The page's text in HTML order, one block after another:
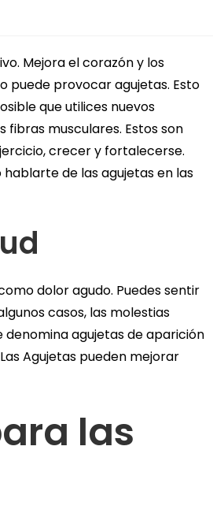
Mejora el corazón y los
puede provocar agujetas. Esto
que utilices nuevos
fibras musculares. Estos son
crecer y fortalecerse.
de las agujetas en las
dolor agudo. Puedes sentir
casos, las molestias
denomina agujetas de aparición
Agujetas pueden mejorar
las